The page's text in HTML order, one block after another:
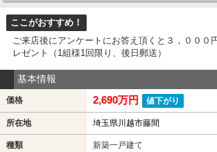
ここがおすすめ！
ご来店後にアンケートにお答え頂くと３，０００
レゼント（1組様1回限り、後日郵送）
基本情報
価格 2,690万円 値下がり
所在地 埼玉県川越市藤間
種類 新築一戸建て